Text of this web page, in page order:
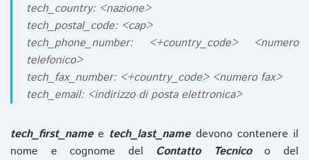
tech_country: <nazione>
tech_postal_code: <cap>
tech_phone_number: <+country_code> <numero
telefonico>
tech_fax_number: <+country_code> <numero fax>
tech_email: <indirizzo di posta elettronica>
tech_first_namee tech_last_namedevono contenere il
nome e cognome del Contatto Tecnicoo del